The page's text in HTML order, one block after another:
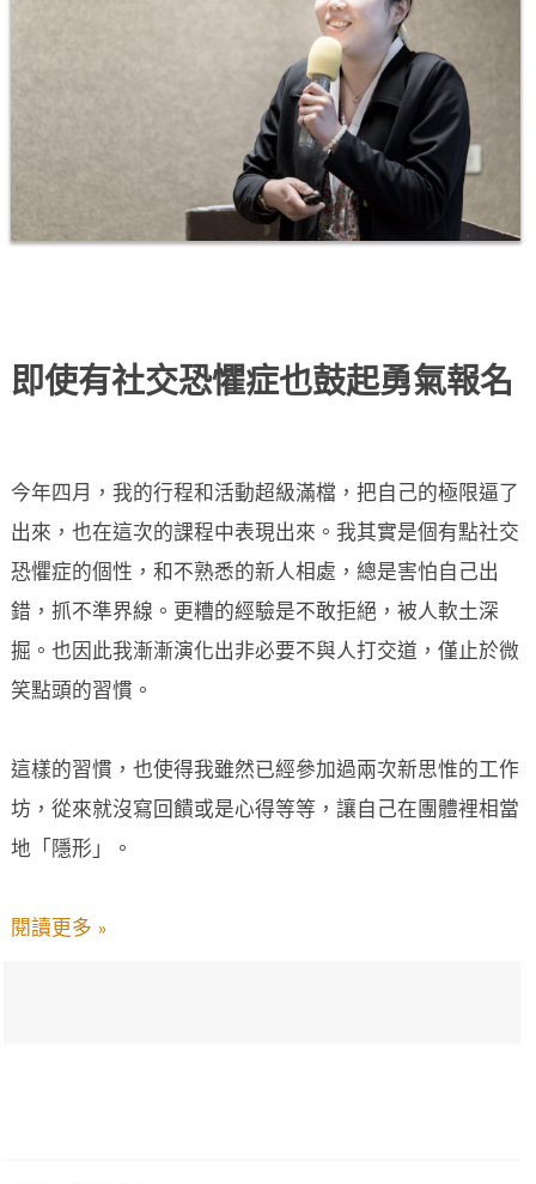
即使有社交恐懼症也鼓起勇氣報名
今年四月，我的行程和活動超級滿檔，把自己的極限逼了
出來，也在這次的課程中表現出來。我其實是個有點社交
恐懼症的個性，和不熟悉的新人相處，總是害怕自己出
錯，抓不準界線。更糟的經驗是不敢拒絕，被人軟土深
掘。也因此我漸漸演化出非必要不與人打交道，僅止於微
笑點頭的習慣。
這樣的習慣，也使得我雖然已經參加過兩次新思惟的工作
坊，從來就沒寫回饋或是心得等等，讓自己在團體裡相當
地「隱形」。
閱讀更多 »